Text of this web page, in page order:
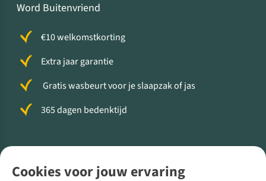
Cookies voor jouw ervaring
Word Buitenvriend
€10 welkomstkorting
Extra jaar garantie
Gratis wasbeurt voor je slaapzak of jas
365 dagen bedenktijd